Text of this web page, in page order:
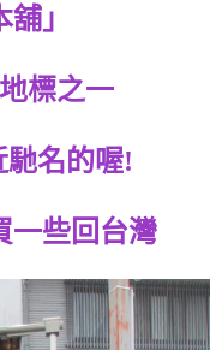
」
標之一
名的喔!
一些回台灣